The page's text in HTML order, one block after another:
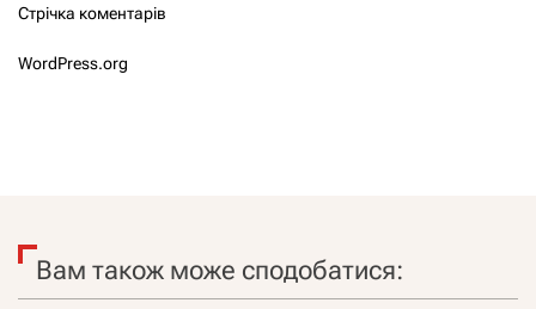
Стрічка коментарів
WordPress.org
Вам також може сподобатися: